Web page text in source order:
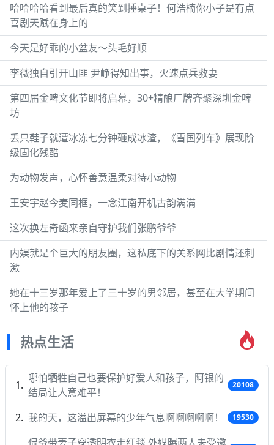
哈哈哈哈看到最后真的笑到捶桌子！何浩楠你小子是有点
喜剧天赋在身上的
今天是好乖的小盆友～头毛好顺
李薇独自引开山匪 尹峥得知出事，火速点兵救妻
第四届金啤文化节即将启幕，30+精酿厂牌齐聚深圳金啤
坊
丢只鞋子就遭冰冻七分钟砸成冰渣，《雪国列车》展现阶
级固化残酷
为动物发声，心怀善意温柔对待小动物
王安宇赵今麦同框，一念江南开机古韵满满
这次换左奇函来亲自守护我们张鹏爷爷
内娱就是个巨大的朋友圈，这私底下的关系网比剧情还刺
激
她在十三岁那年爱上了三十岁的男邻居，甚至在大学期间
怀上他的孩子
热点生活
哪怕牺牲自己也要保护好爱人和孩子，阿银的
结局让人意难平！
20108
我的天，这溢出屏幕的少年气息啊啊啊啊啊！ 19530